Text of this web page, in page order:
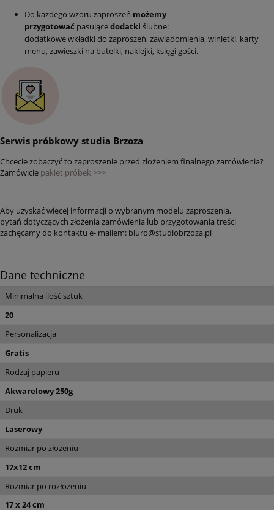
Do każdego wzoru zaproszeń możemy
przygotować pasującedodatki ślubne:
dodatkowe wkładki do zaproszeń, zawiadomienia, winietki, karty
menu, zawieszki na butelki, naklejki, księgi gości.
Serwis próbkowy studia Brzoza
Chcecie zobaczyć to zaproszenie przed złożeniem finalnego zamówienia?
Zamówicie pakiet próbek >>>
Aby uzyskać więcej informacji o wybranym modelu zaproszenia,
pytań dotyczących złożenia zamówienia lub przygotowania treści
zachęcamy do kontaktu e- mailem: biuro@studiobrzoza.pl
Dane techniczne
Minimalna ilość sztuk
20
Personalizacja
Gratis
Rodzaj papieru
Akwarelowy 250g
Druk
Laserowy
Rozmiar po złożeniu
17x12 cm
Rozmiar po rozłożeniu
17 x 24 cm